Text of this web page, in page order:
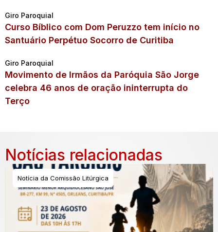
Giro Paroquial
Curso Bíblico com Dom Peruzzo tem início no
Santuário Perpétuo Socorro de Curitiba
Giro Paroquial
Movimento de Irmãos da Paróquia São Jorge
celebra 46 anos de oração ininterrupta do
Terço
Notícias relacionadas
Notícia da Comissão Litúrgica